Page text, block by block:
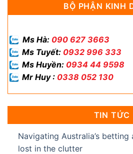
BỘ PHẬN KINH
Ms Hà: 090 627 3663
Ms Tuyết: 0932 996 333
Ms Huyền: 0934 44 9598
Mr Huy : 0338 052 130
TIN TỨC
Navigating Australia’s
lost in the clutter